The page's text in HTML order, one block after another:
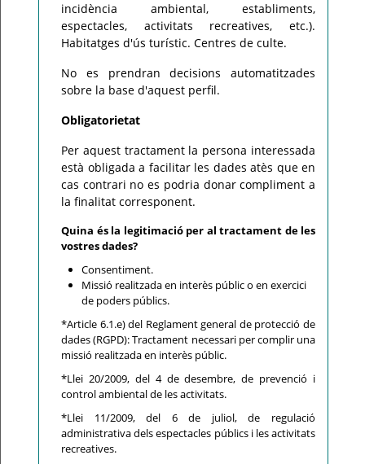
incidència ambiental, establiments,
espectacles, activitats recreatives, etc.).
Habitatges d'ús turístic. Centres de culte.
No es prendran decisions automatitzades
sobre la base d'aquest perfil.
Obligatorietat
Per aquest tractament la persona interessada
està obligada a facilitar les dades atès que en
cas contrari no es podria donar compliment a
la finalitat corresponent.
Quina és la legitimació per al tractament de les
vostres dades?
Consentiment.
Missió realitzada en interès públic o en exercici
de poders públics.
*Article 6.1.e) del Reglament general de protecció de
dades (RGPD): Tractament necessari per complir una
missió realitzada en interès públic.
*Llei 20/2009, del 4 de desembre, de prevenció i
control ambiental de les activitats.
*Llei 11/2009, del 6 de juliol, de regulació
administrativa dels espectacles públics i les activitats
recreatives.